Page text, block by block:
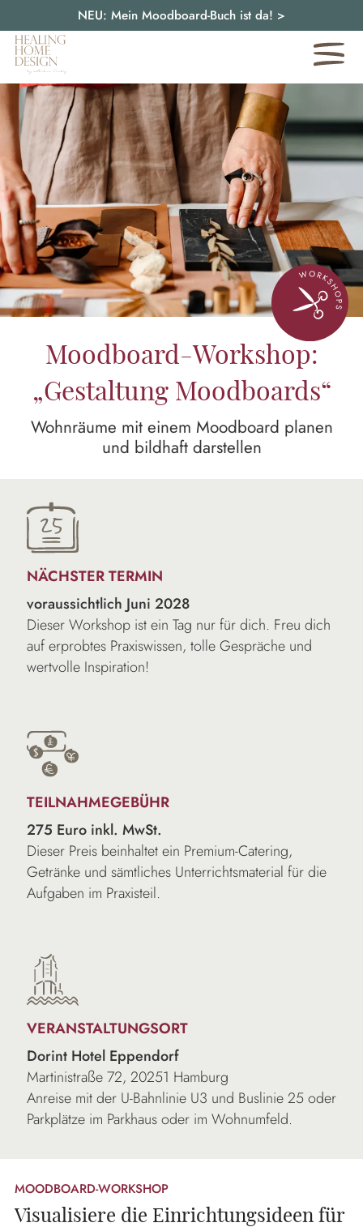
NEU: Mein Moodboard-Buch ist da! >
Moodboard-Workshop:
„Gestaltung Moodboards“
Wohnräume mit einem Moodboard planen
und bildhaft darstellen
NÄCHSTER TERMIN
voraussichtlich Juni 2028
Dieser Workshop ist ein Tag nur für dich. Freu dich
auf erprobtes Praxiswissen, tolle Gespräche und
wertvolle Inspiration!
TEILNAHMEGEBÜHR
275 Euro inkl. MwSt.
Dieser Preis beinhaltet ein Premium-Catering,
Getränke und sämtliches Unterrichtsmaterial für die
Aufgaben im Praxisteil.
VERANSTALTUNGSORT
Dorint Hotel Eppendorf
Martinistraße 72, 20251 Hamburg
Anreise mit der U-Bahnlinie U3 und Buslinie 25 oder
Parkplätze im Parkhaus oder im Wohnumfeld.
MOODBOARD-WORKSHOP
Visualisiere die Einrichtungsideen für